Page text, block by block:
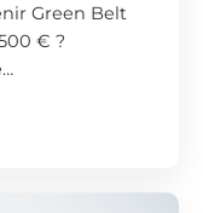
Green Belt
€ ?